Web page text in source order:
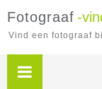
Fotograaf -
Vind een fotograaf